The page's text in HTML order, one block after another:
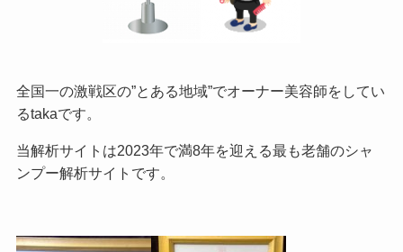
全国一の激戦区の”とある地域”でオーナー美容師をしてい
るtakaです。
当解析サイトは2023年で満8年を迎える最も老舗のシャ
ンプー解析サイトです。